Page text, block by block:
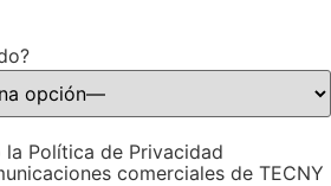
Política de Privacidad
comerciales de TECNY